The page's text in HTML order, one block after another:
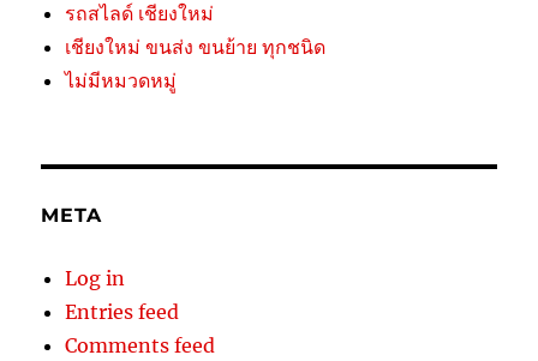
รถสไลด์ เชียงใหม่
เชียงใหม่ ขนส่ง ขนย้าย ทุกชนิด
ไม่มีหมวดหมู่
META
Log in
Entries feed
Comments feed